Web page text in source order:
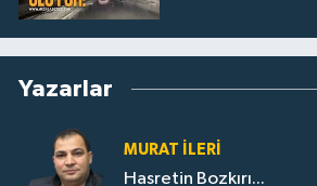
Yazarlar
MURAT İLERI
Hasretin Bozkırı...